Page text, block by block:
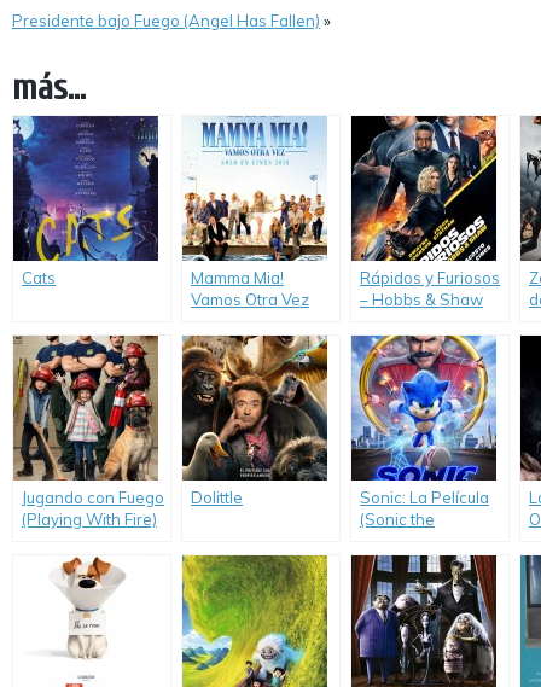
Presidente bajo Fuego (Angel Has Fallen) »
más...
Cats
Mamma Mia!
Vamos Otra Vez
We Go Again)
Rápidos y Furiosos
– Hobbs & Shaw
Jugando con Fuego
(Playing With Fire)
Dolittle
Sonic: La Película
(Sonic the